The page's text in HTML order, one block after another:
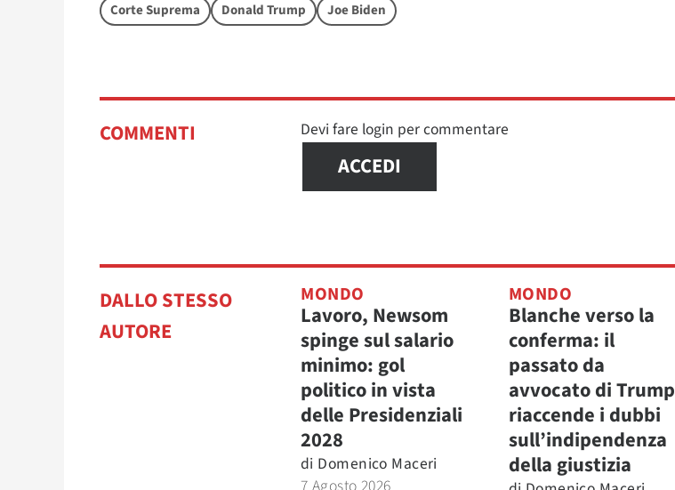
Corte Suprema Donald Trump Joe Biden
COMMENTI Devi fare login per commentare
ACCEDI
DALLO STESSO
AUTORE
MONDO
Lavoro, Newsom
spinge sul salario
minimo: gol
politico in vista
delle Presidenziali
2028
di Domenico Maceri
MONDO
Blanche verso la
conferma: il
passato da
avvocato di Trump
riaccende i dubbi
sull’indipendenza
della giustizia